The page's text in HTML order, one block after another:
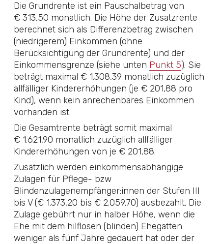
Die Grundrente ist ein Pauschalbetrag von
€ 313,50 monatlich. Die Höhe der Zusatzrente
berechnet sich als Differenzbetrag zwischen
(niedrigerem) Einkommen (ohne
Berücksichtigung der Grundrente) und der
Einkommensgrenze (siehe unten Punkt 5). Sie
beträgt maximal € 1.308,39 monatlich zuzüglich
allfälliger Kindererhöhungen (je € 201,88 pro
Kind), wenn kein anrechenbares Einkommen
vorhanden ist.
Die Gesamtrente beträgt somit maximal
€ 1.621,90 monatlich zuzüglich allfälliger
Kindererhöhungen von je € 201,88.
Zusätzlich werden einkommensabhängige
Zulagen für Pflege- bzw
Blindenzulagenempfänger:innen der Stufen III
bis V (€ 1.373,20 bis € 2.059,70) ausbezahlt. Die
Zulage gebührt nur in halber Höhe, wenn die
Ehe mit dem hilflosen (blinden) Ehegatten
weniger als fünf Jahre gedauert hat oder der